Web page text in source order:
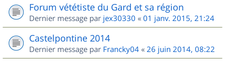
Forum vététiste du Gard et sa région
Dernier message par jex30330 « 01 janv. 2015, 21:24
Castelpontine 2014
Dernier message par Francky04 « 26 juin 2014, 08:22